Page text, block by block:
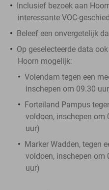
Inclusief bezoek aan
interessante VOC-
Beleef een onvergetelijk
Op geselecteerde data
Hoorn mogelijk:
Volendam tegen een
inschepen om 09.30
Forteiland Pampus
voldoen, inschepen om
uur)
Marker Wadden, tegen
voldoen, inschepen om
uur)